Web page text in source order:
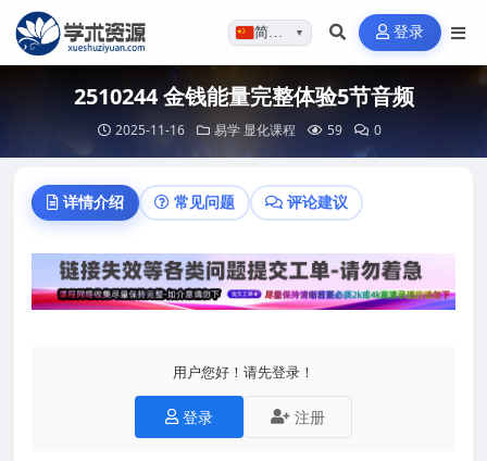
简体…▼ 登录
2510244 金钱能量完整体验5节音频
2025-11-16 易学 显化课程 59 0
详情介绍 常见问题 评论建议
用户您好！请先登录！
登录 注册